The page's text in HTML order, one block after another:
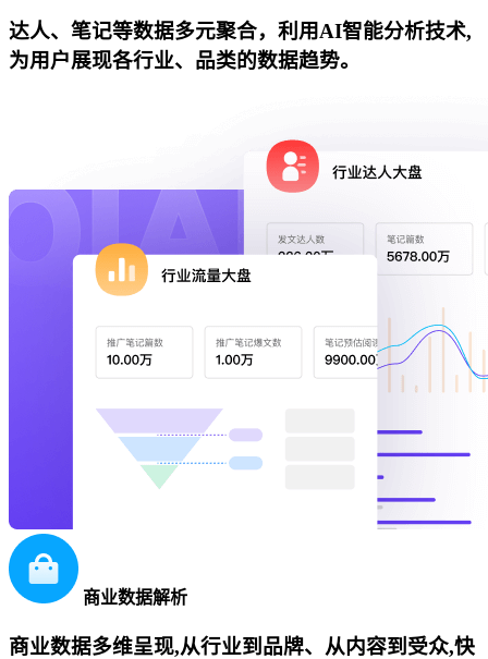
达人、笔记等数据多元聚合，利用AI智能分析技术,
为用户展现各行业、品类的数据趋势。
商业数据解析
商业数据多维呈现,从行业到品牌、从内容到受众,快